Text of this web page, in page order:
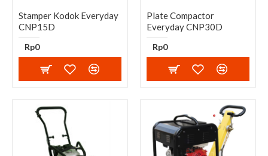
Stamper Kodok Everyday
CNP15D
Rp0
Plate Compactor
Everyday CNP30D
Rp0